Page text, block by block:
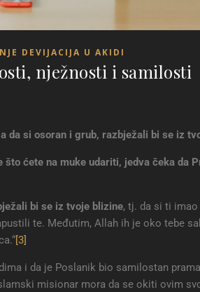
DEVIJACIJA U AKIDI
nježnosti i samilosti
da si osoran i grub, razbježali bi se iz
što ćete na muke udariti, jedva čeka da
bi se iz tvoje blizine, tj. da si ti
te. Međutim, Allah ih je oko tebe
[3]
i da je Poslanik bio samilostan
misionar mora da se okiti ovim